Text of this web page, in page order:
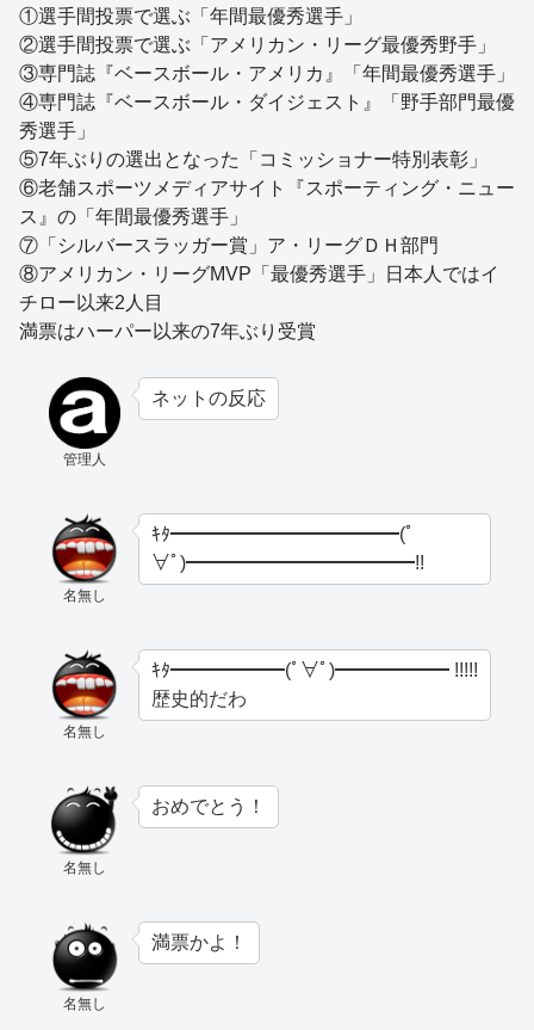
①選手間投票で選ぶ「年間最優秀選手」
②選手間投票で選ぶ「アメリカン・リーグ最優秀野手」
③専門誌『ベースボール・アメリカ』「年間最優秀選手」
④専門誌『ベースボール・ダイジェスト』「野手部門最優
秀選手」
⑤7年ぶりの選出となった「コミッショナー特別表彰」
⑥老舗スポーツメディアサイト『スポーティング・ニュー
ス』の「年間最優秀選手」
⑦「シルバースラッガー賞」ア・リーグＤＨ部門
⑧アメリカン・リーグMVP「最優秀選手」日本人ではイ
チロー以来2人目
満票はハーパー以来の7年ぶり受賞
管理人
ネットの反応
名無し
ｷﾀ━━━━━━━━━━━━(ﾟ
∀ﾟ)━━━━━━━━━━━━!!
名無し
ｷﾀ━━━━━━(ﾟ∀ﾟ)━━━━━━ !!!!!
歴史的だわ
名無し
おめでとう！
名無し
満票かよ！